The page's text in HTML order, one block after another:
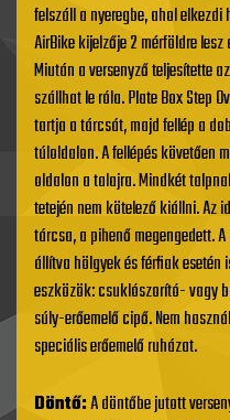
felszáll a nyeregbe, ahol
AirBike kijelzője 2 mérföldre
Miután a versenyző teljesítette
szállhat le róla. Plate Box Step
tartja a tárcsát, majd fellép a
túloldalon. A fellépés követően
oldalon a talajra. Mindkét
tetején nem kötelező kiállni. Az
tárcsa, a pihenő megengedett.
állítva hölgyek és férfiak
eszközök: csuklószorító- vagy
súly-erőemelő cipő. Nem
speciális erőemelő ruházat.
Döntő:A döntőbe jutott